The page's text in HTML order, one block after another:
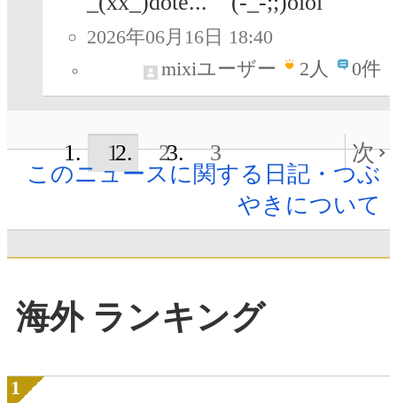
2026年06月16日 18:40
mixiユーザー
2人 0件
1 2 3
次
このニュースに関する日記・つぶ
やきについて
海外 ランキング